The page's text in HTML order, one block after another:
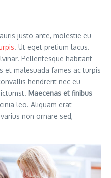
justo ante, molestie eu
. Ut eget pretium lacus.
Pellentesque habitant
et malesuada fames ac turpis
hendrerit nec eu
Maecenas et finibus
leo. Aliquam erat
non ornare sed,